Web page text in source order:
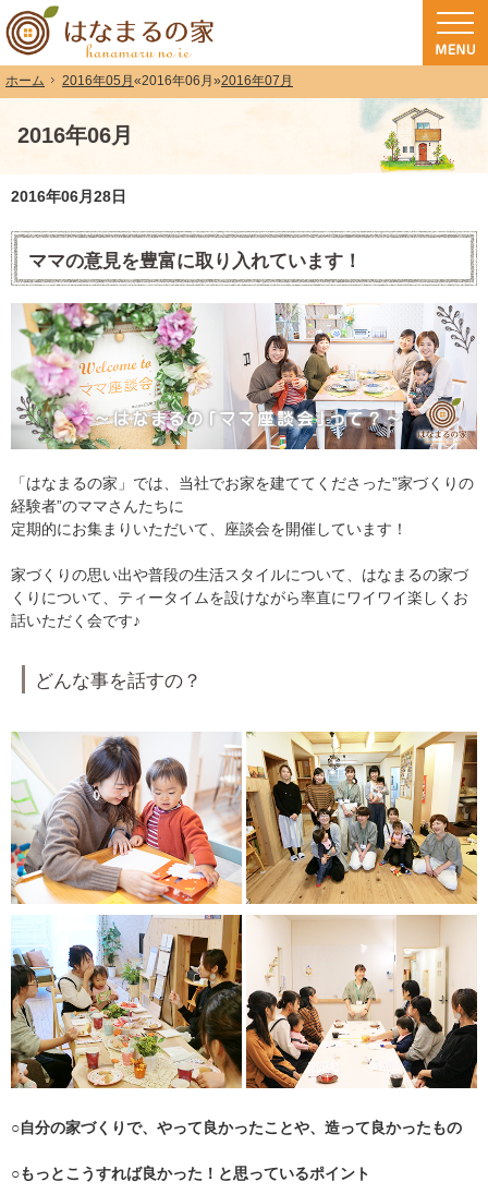
ホーム 2016年05月 «2016年06月 »2016年07月
2016年06月
和歌山（和歌山市・岩出市・海南市・紀の川市）で注文住宅(長期優良住宅・
注文住宅・高気密高断熱・長期優良住宅・ZEH・耐震なら（和歌山・和歌山市）
2016年06月28日
ママの意見を豊富に取り入れています！
「はなまるの家」では、当社でお家を建ててくださった”家づくりの
経験者”のママさんたちに
定期的にお集まりいただいて、座談会を開催しています！
家づくりの思い出や普段の生活スタイルについて、はなまるの家づ
くりについて、ティータイムを設けながら率直にワイワイ楽しくお
話いただく会です♪
どんな事を話すの？
○自分の家づくりで、やって良かったことや、造って良かったもの
○もっとこうすれば良かった！と思っているポイント